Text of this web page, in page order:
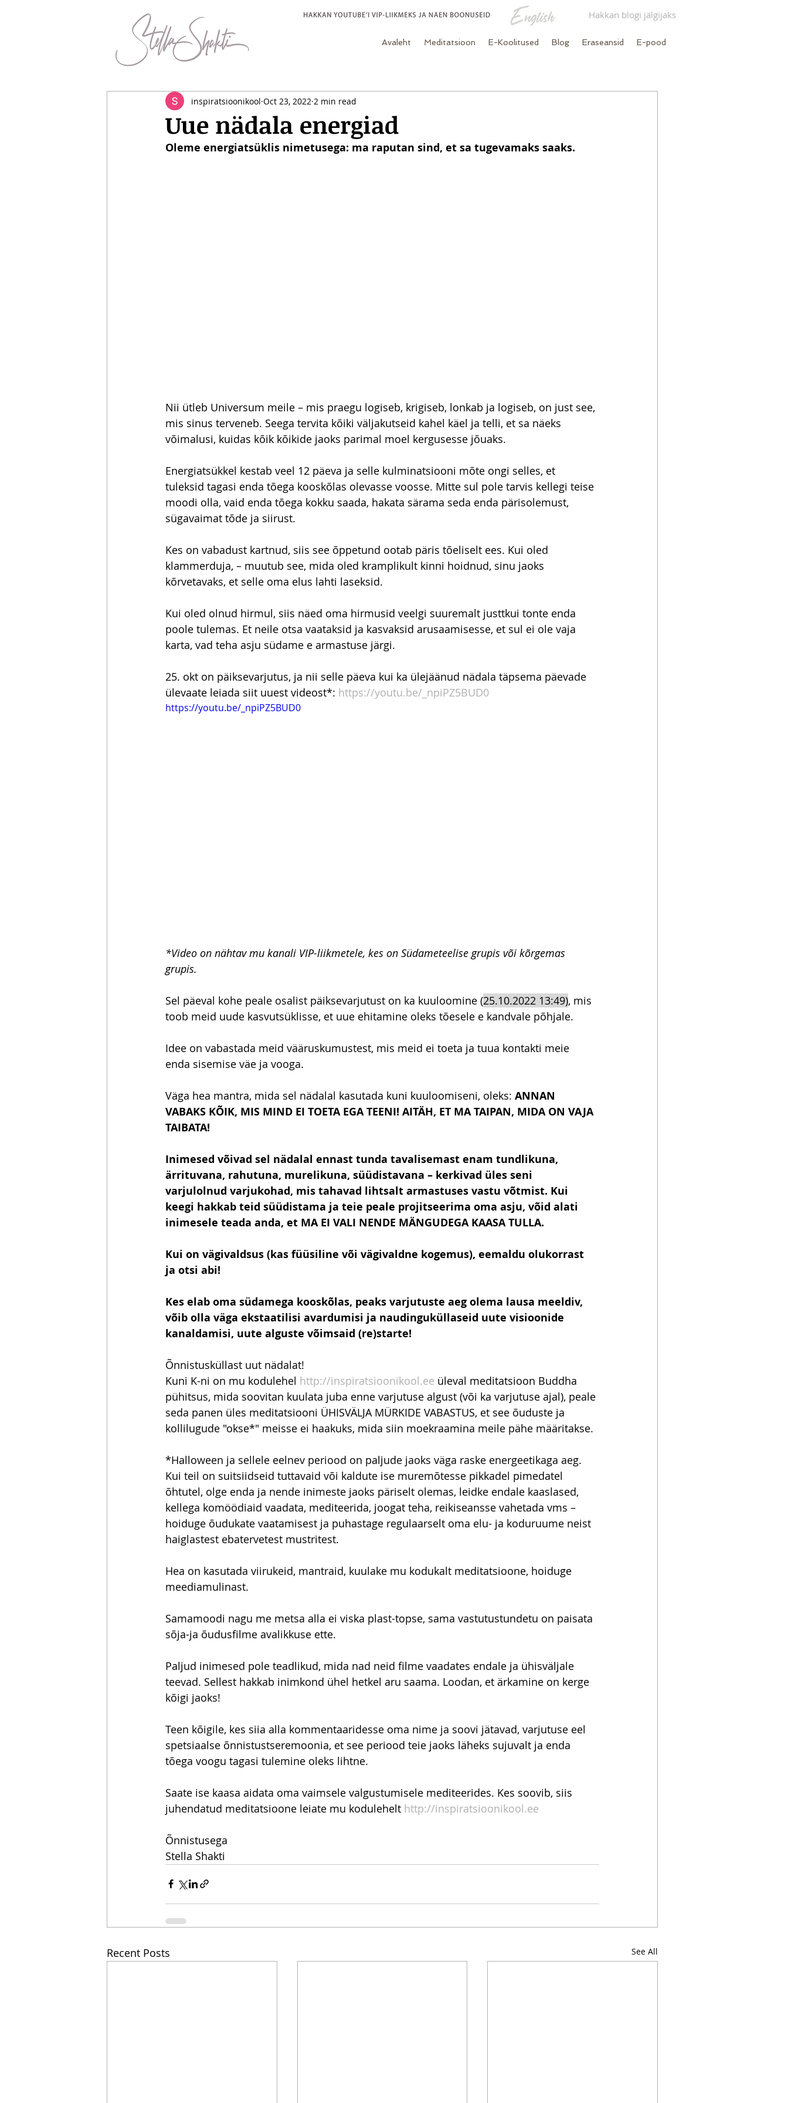
Hakkan blogi jälgijaks
Avaleht Meditatsioon E-Koolitused Blog Eraseansid E-pood
Uue nädala energiad
inspiratsioonikool Oct 23, 2022 2 min read
Oleme energiatsüklis nimetusega: ma raputan sind, et sa tugevamaks saaks.
Nii ütleb Universum meile – mis praegu logiseb, krigiseb, lonkab ja logiseb, on just see,
mis sinus terveneb. Seega tervita kõiki väljakutseid kahel käel ja telli, et sa näeks
võimalusi, kuidas kõik kõikide jaoks parimal moel kergusesse jõuaks.
Energiatsükkel kestab veel 12 päeva ja selle kulminatsiooni mõte ongi selles, et
tuleksid tagasi enda tõega kooskõlas olevasse voosse. Mitte sul pole tarvis kellegi teise
moodi olla, vaid enda tõega kokku saada, hakata särama seda enda pärisolemust,
sügavaimat tõde ja siirust.
Kes on vabadust kartnud, siis see õppetund ootab päris tõeliselt ees. Kui oled
klammerduja, – muutub see, mida oled kramplikult kinni hoidnud, sinu jaoks
kõrvetavaks, et selle oma elus lahti laseksid.
Kui oled olnud hirmul, siis näed oma hirmusid veelgi suuremalt justtkui tonte enda
poole tulemas. Et neile otsa vaataksid ja kasvaksid arusaamisesse, et sul ei ole vaja
karta, vad teha asju südame e armastuse järgi.
25. okt on päiksevarjutus, ja nii selle päeva kui ka ülejäänud nädala täpsema päevade
ülevaate leiada siit uuest videost*: https://youtu.be/_npiPZ5BUD0
https://youtu.be/_npiPZ5BUD0
*Video on nähtav mu kanali VIP-liikmetele, kes on Südameteelise grupis või kõrgemas
grupis.
Sel päeval kohe peale osalist päiksevarjutust on ka kuuloomine (25.10.2022 13:49), mis
toob meid uude kasvutsüklisse, et uue ehitamine oleks tõesele e kandvale põhjale.
Idee on vabastada meid vääruskumustest, mis meid ei toeta ja tuua kontakti meie
enda sisemise väe ja vooga.
Väga hea mantra, mida sel nädalal kasutada kuni kuuloomiseni, oleks: ANNAN
VABAKS KÕIK, MIS MIND EI TOETA EGA TEENI! AITÄH, ET MA TAIPAN, MIDA ON VAJA
TAIBATA!
Inimesed võivad sel nädalal ennast tunda tavalisemast enam tundlikuna,
ärrituvana, rahutuna, murelikuna, süüdistavana – kerkivad üles seni
varjulolnud varjukohad, mis tahavad lihtsalt armastuses vastu võtmist. Kui
keegi hakkab teid süüdistama ja teie peale projitseerima oma asju, võid alati
inimesele teada anda, et MA EI VALI NENDE MÄNGUDEGA KAASA TULLA.
Kui on vägivaldsus (kas füüsiline või vägivaldne kogemus), eemaldu olukorrast
ja otsi abi!
Kes elab oma südamega kooskõlas, peaks varjutuste aeg olema lausa meeldiv,
võib olla väga ekstaatilisi avardumisi ja naudinguküllaseid uute visioonide
kanaldamisi, uute alguste võimsaid (re)starte!
Õnnistusküllast uut nädalat!
Kuni K-ni on mu kodulehel http://inspiratsioonikool.ee üleval meditatsioon Buddha
pühitsus, mida soovitan kuulata juba enne varjutuse algust (või ka varjutuse ajal), peale
seda panen üles meditatsiooni ÜHISVÄLJA MÜRKIDE VABASTUS, et see õuduste ja
kollilugude "okse*" meisse ei haakuks, mida siin moekraamina meile pähe määritakse.
*Halloween ja sellele eelnev periood on paljude jaoks väga raske energeetikaga aeg.
Kui teil on suitsiidseid tuttavaid või kaldute ise muremõtesse pikkadel pimedatel
õhtutel, olge enda ja nende inimeste jaoks päriselt olemas, leidke endale kaaslased,
kellega komöödiaid vaadata, mediteerida, joogat teha, reikiseansse vahetada vms –
hoiduge õudukate vaatamisest ja puhastage regulaarselt oma elu- ja koduruume neist
haiglastest ebatervetest mustritest.
Hea on kasutada viirukeid, mantraid, kuulake mu kodukalt meditatsioone, hoiduge
meediamulinast.
Samamoodi nagu me metsa alla ei viska plast-topse, sama vastutustundetu on paisata
sõja-ja õudusfilme avalikkuse ette.
Paljud inimesed pole teadlikud, mida nad neid filme vaadates endale ja ühisväljale
teevad. Sellest hakkab inimkond ühel hetkel aru saama. Loodan, et ärkamine on kerge
kõigi jaoks!
Teen kõigile, kes siia alla kommentaaridesse oma nime ja soovi jätavad, varjutuse eel
spetsiaalse õnnistustseremoonia, et see periood teie jaoks läheks sujuvalt ja enda
tõega voogu tagasi tulemine oleks lihtne.
Saate ise kaasa aidata oma vaimsele valgustumisele mediteerides. Kes soovib, siis
juhendatud meditatsioone leiate mu kodulehelt http://inspiratsioonikool.ee
Õnnistusega
Stella Shakti
Recent Posts See All